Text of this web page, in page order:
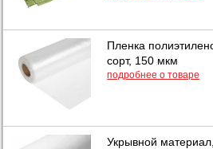
Пленка
сорт, 150 мкм
подробнее о товаре
Укрывной